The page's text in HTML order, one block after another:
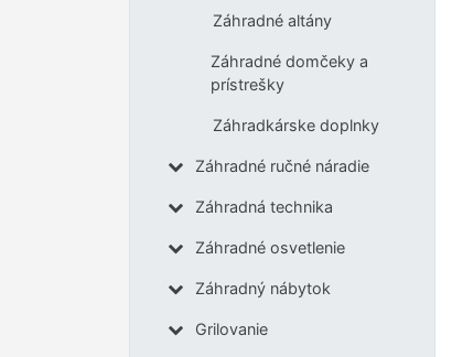
Záhradné altány
Záhradné domčeky a
prístrešky
Záhradkárske doplnky
Záhradné ručné náradie
Záhradná technika
Záhradné osvetlenie
Záhradný nábytok
Grilovanie